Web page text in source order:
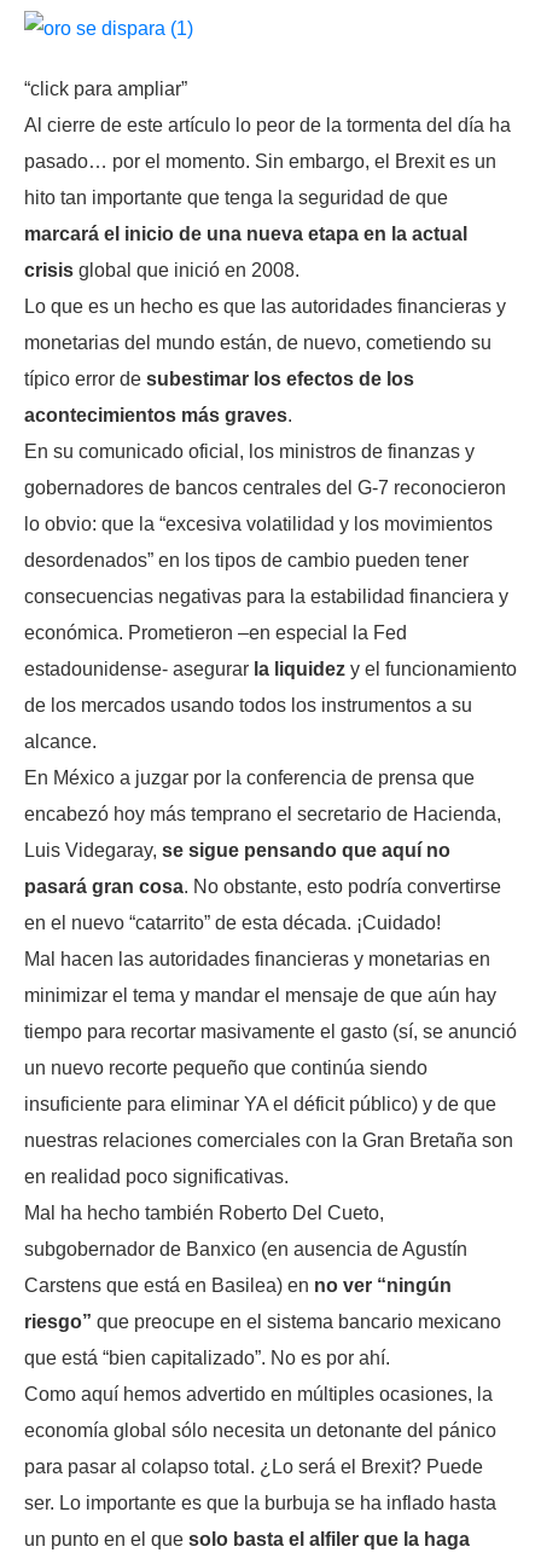
“click para ampliar”
Al cierre de este artículo lo peor de la tormenta del día ha
pasado… por el momento. Sin embargo, el Brexit es un
hito tan importante que tenga la seguridad de que
marcará el inicio de una nueva etapa en la actual
crisis global que inició en 2008.
Lo que es un hecho es que las autoridades financieras y
monetarias del mundo están, de nuevo, cometiendo su
típico error de subestimar los efectos de los
acontecimientos más graves.
En su comunicado oficial, los ministros de finanzas y
gobernadores de bancos centrales del G-7 reconocieron
lo obvio: que la “excesiva volatilidad y los movimientos
desordenados” en los tipos de cambio pueden tener
consecuencias negativas para la estabilidad financiera y
económica. Prometieron –en especial la Fed
estadounidense- asegurar la liquidez y el funcionamiento
de los mercados usando todos los instrumentos a su
alcance.
En México a juzgar por la conferencia de prensa que
encabezó hoy más temprano el secretario de Hacienda,
Luis Videgaray, se sigue pensando que aquí no
pasará gran cosa. No obstante, esto podría convertirse
en el nuevo “catarrito” de esta década. ¡Cuidado!
Mal hacen las autoridades financieras y monetarias en
minimizar el tema y mandar el mensaje de que aún hay
tiempo para recortar masivamente el gasto (sí, se anunció
un nuevo recorte pequeño que continúa siendo
insuficiente para eliminar YA el déficit público) y de que
nuestras relaciones comerciales con la Gran Bretaña son
en realidad poco significativas.
Mal ha hecho también Roberto Del Cueto,
subgobernador de Banxico (en ausencia de Agustín
Carstens que está en Basilea) en no ver “ningún
riesgo” que preocupe en el sistema bancario mexicano
que está “bien capitalizado”. No es por ahí.
Como aquí hemos advertido en múltiples ocasiones, la
economía global sólo necesita un detonante del pánico
para pasar al colapso total. ¿Lo será el Brexit? Puede
ser. Lo importante es que la burbuja se ha inflado hasta
un punto en el que solo basta el alfiler que la haga